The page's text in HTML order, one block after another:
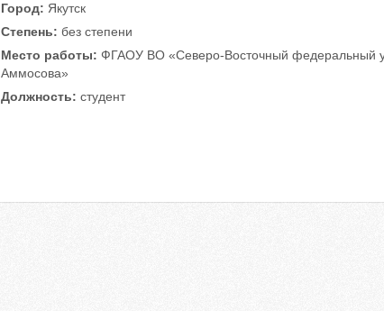
Город: Якутск
Степень: без степени
Место работы: ФГАОУ ВО «Северо-Восточный федеральный
Аммосова»
Должность: студент